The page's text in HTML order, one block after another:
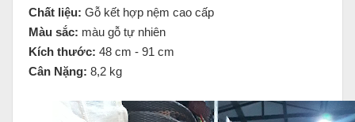
Chất liệu: Gỗ kết hợp nệm cao cấp
Màu sắc: màu gỗ tự nhiên
Kích thước: 48 cm - 91 cm
Cân Nặng: 8,2 kg